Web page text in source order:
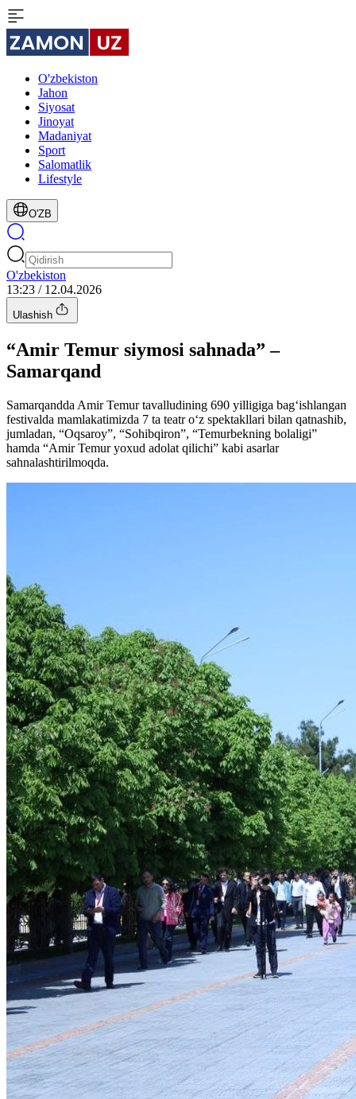
O'zbekiston
Jahon
Siyosat
Jinoyat
Madaniyat
Sport
Salomatlik
Lifestyle
O'ZB
O'zbekiston
13:23 / 12.04.2026
Ulashish
“Amir Temur siymosi sahnada” –
Samarqand
Samarqandda Amir Temur tavalludining 690 yilligiga bag‘ishlangan
festivalda mamlakatimizda 7 ta teatr o‘z spektakllari bilan qatnashib,
jumladan, “Oqsaroy”, “Sohibqiron”, “Temurbekning bolaligi”
hamda “Amir Temur yoxud adolat qilichi” kabi asarlar
sahnalashtirilmoqda.